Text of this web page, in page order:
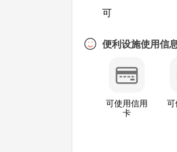
可
便利设施使用信
可使用信用
卡
可